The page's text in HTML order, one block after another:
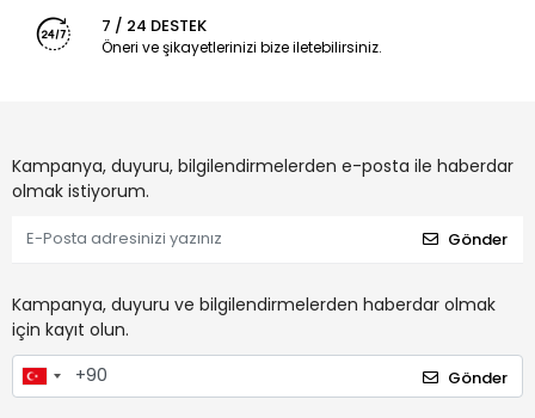
7 / 24 DESTEK
Öneri ve şikayetlerinizi bize iletebilirsiniz.
Kampanya, duyuru, bilgilendirmelerden e-posta ile haberdar
olmak istiyorum.
Gönder
Kampanya, duyuru ve bilgilendirmelerden haberdar olmak
için kayıt olun.
Gönder